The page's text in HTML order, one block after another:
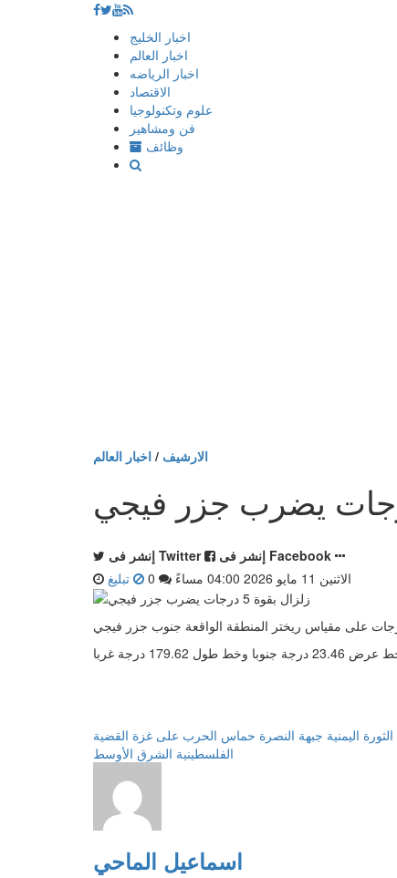
إذهب
المحتوى
اخبار الخليج
اخبار العالم
اخبار الرياضه
الاقتصاد
علوم وتكنولوجيا
فن ومشاهير
وظائف
الارشيف / اخبار العالم
إنشر فى Twitter
إنشر فى Facebook
الاثنين 11 مايو 2026 04:00 مساءً
تبليغ
الثورة اليمنية جبهة النصرة حماس الحرب على غزة القضية
الفلسطينية الشرق الأوسط
اسماعيل الماحي